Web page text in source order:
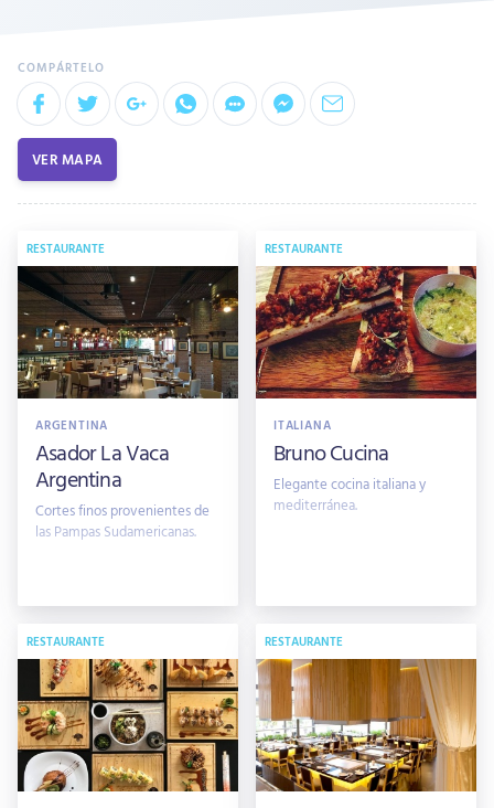
VER MAPA
RESTAURANTE
ARGENTINA
Asador La Vaca
Argentina
Cortes finos provenientes de
las Pampas Sudamericanas.
RESTAURANTE
ITALIANA
Bruno Cucina
Elegante cocina italiana y
mediterránea.
RESTAURANTE RESTAURANTE